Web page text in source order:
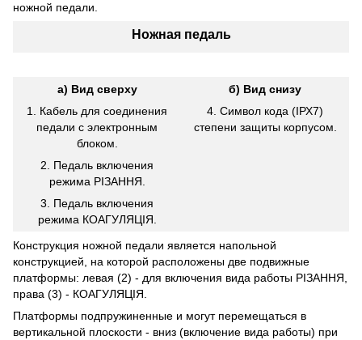
ножной педали.
Ножная педаль
а) Вид сверху
1. Кабель для соединения
педали с электронным
блоком.
2. Педаль включения
режима РІЗАННЯ.
3. Педаль включения
режима КОАГУЛЯЦІЯ.
б) Вид снизу
4. Символ кода (ІРХ7)
степени защиты корпусом.
Конструкция ножной педали является напольной
конструкцией, на которой расположены две подвижные
платформы: левая (2) - для включения вида работы РІЗАННЯ,
права (3) - КОАГУЛЯЦІЯ.
Платформы подпружиненные и могут перемещаться в
вертикальной плоскости - вниз (включение вида работы) при